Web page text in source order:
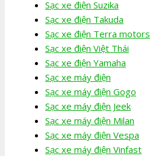
Sạc xe điện Suzika
Sạc xe điện Takuda
Sạc xe điện Terra motors
Sạc xe điện Việt Thái
Sạc xe điện Yamaha
Sạc xe máy điện
Sạc xe máy điện Gogo
Sạc xe máy điện Jeek
Sạc xe máy điện Milan
Sạc xe máy điện Vespa
Sạc xe máy điện Vinfast